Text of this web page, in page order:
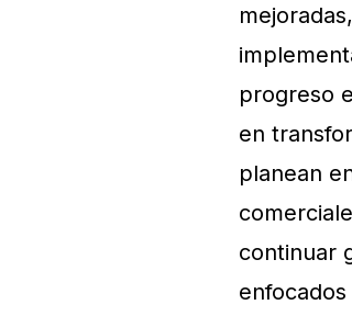
progreso
en
planean
continuar